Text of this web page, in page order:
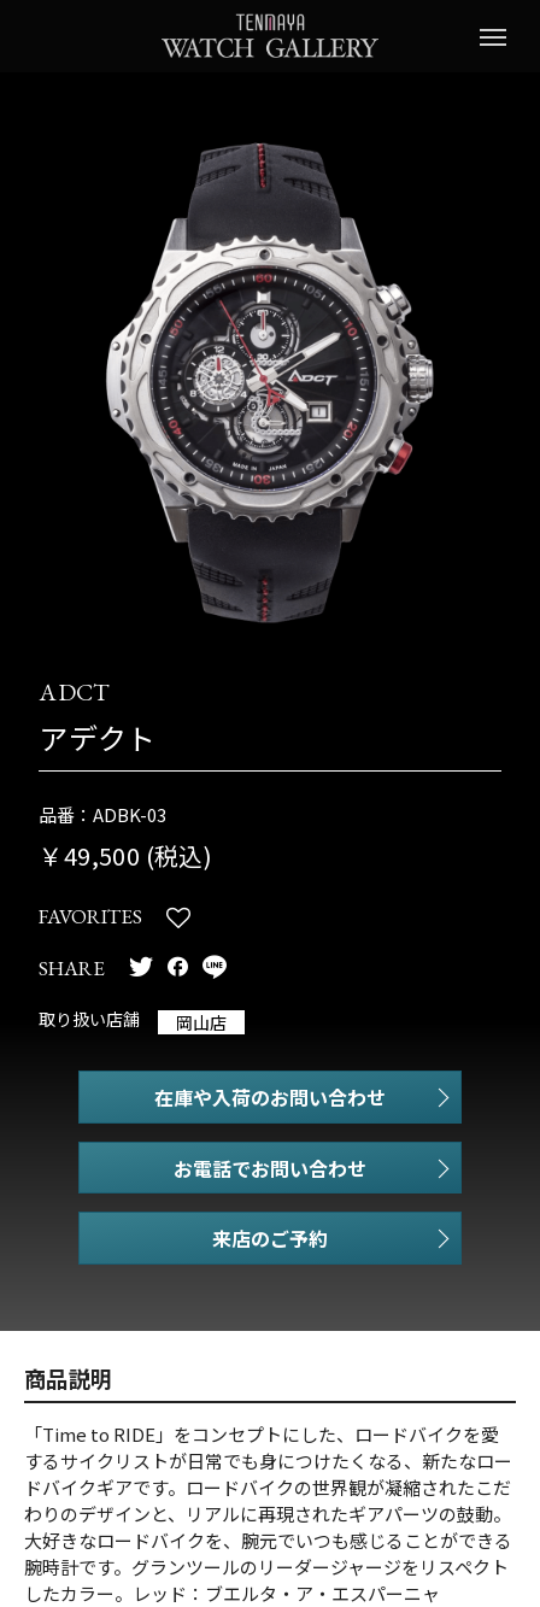
ADCT
アデクト
品番：ADBK-03
￥49,500 (税込)
FAVORITES
SHARE
取り扱い店舗 岡山店
在庫や入荷のお問い合わせ
お電話でお問い合わせ
商品説明
「Time to RIDE」をコンセプトにした、ロードバイクを愛
するサイクリストが日常でも身につけたくなる、新たなロー
ドバイクギアです。ロードバイクの世界観が凝縮されたこだ
わりのデザインと、リアルに再現されたギアパーツの鼓動。
大好きなロードバイクを、腕元でいつも感じることができる
腕時計です。グランツールのリーダージャージをリスペクト
したカラー。レッド：ブエルタ・ア・エスパーニャ